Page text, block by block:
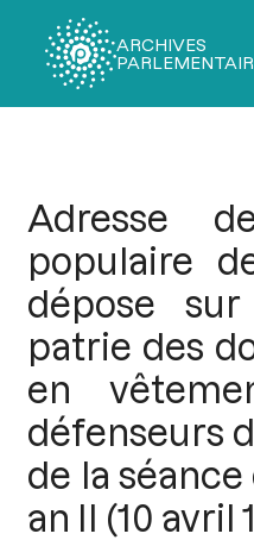
ARCHIVES
Adresse
populaire
dépose
patrie des
en
défenseurs
de la
an II (10 avril